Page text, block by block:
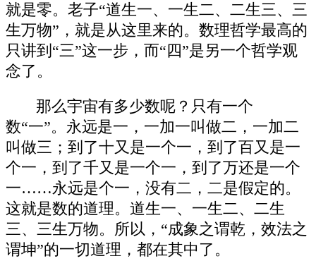
就是零。老子“道生一、一生二、二生三、三
生万物”，就是从这里来的。数理哲学最高的
只讲到“三”这一步，而“四”是另一个哲学观
念了。
那么宇宙有多少数呢？只有一个
数“一”。永远是一，一加一叫做二，一加二
叫做三；到了十又是一个一，到了百又是一
个一，到了千又是一个一，到了万还是一个
一……永远是个一，没有二，二是假定的。
这就是数的道理。道生一、一生二、二生
三、三生万物。所以，“成象之谓乾，效法之
谓坤”的一切道理，都在其中了。